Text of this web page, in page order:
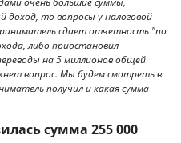
то вопросы у налоговой
сдает отчетность "по
либо приостановил
на 5 миллионов общей
вопрос. Мы будем смотреть в
получил и какая сумма
сумма 255 000